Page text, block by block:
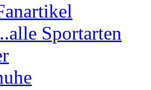
Sportarten